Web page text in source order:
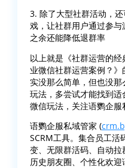
3. 除了大型社群活动，
戏，让社群用户通过参
之余还能降低退群率
以上就是《社群运营的
业微信社群运营案例？
实没那么简单，但也没
玩法，多尝试才能找到
微信玩法，关注语鹦企服
语鹦企服私域管家 (
SCRM工具。集合员工活
变、无限群活码、自动拉
历史朋友圈、个性化欢